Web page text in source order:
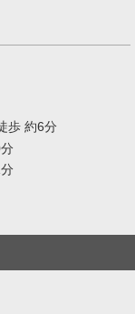
歩 約6分